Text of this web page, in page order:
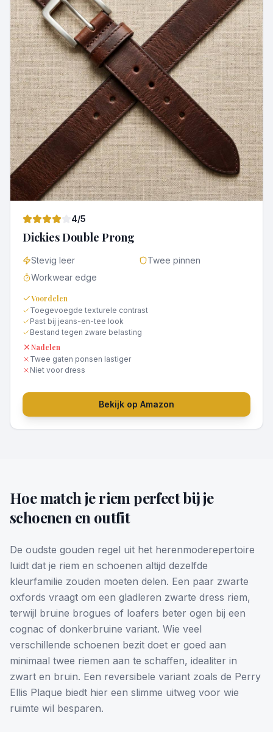
4/5
Dickies Double Prong
Stevig leer
Twee pinnen
Workwear edge
Voordelen
Toegevoegde texturele contrast
Past bij jeans-en-tee look
Bestand tegen zware belasting
Nadelen
Twee gaten ponsen lastiger
Niet voor dress
Bekijk op Amazon
Hoe match je riem perfect bij je
schoenen en outfit
De oudste gouden regel uit het herenmoderepertoire
luidt dat je riem en schoenen altijd dezelfde
kleurfamilie zouden moeten delen. Een paar zwarte
oxfords vraagt om een gladleren zwarte dress riem,
terwijl bruine brogues of loafers beter ogen bij een
cognac of donkerbruine variant. Wie veel
verschillende schoenen bezit doet er goed aan
minimaal twee riemen aan te schaffen, idealiter in
zwart en bruin. Een reversibele variant zoals de Perry
Ellis Plaque biedt hier een slimme uitweg voor wie
ruimte wil besparen.